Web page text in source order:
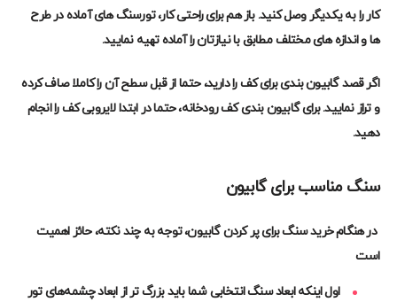
کار را به یکدیگر وصل کنید. باز هم برای راحتی کار، تورسنگ های آماده در طرح
ها و اندازه های مختلف مطابق با نیازتان را آماده تهیه نمایید.
اگر قصد گابیون بندی برای کف را دارید، حتما از قبل سطح آن را کاملا صاف کرده
و تراز نمایید. برای گابیون بندی کف رودخانه، حتما در ابتدا لایروبی کف را انجام
دهید.
سنگ مناسب برای گابیون
در هنگام خرید سنگ برای پر کردن گابیون، توجه به چند نکته، حائز اهمیت
است
اول اینکه ابعاد سنگ انتخابی شما باید بزرگ تر از ابعاد چشمه‌های تور